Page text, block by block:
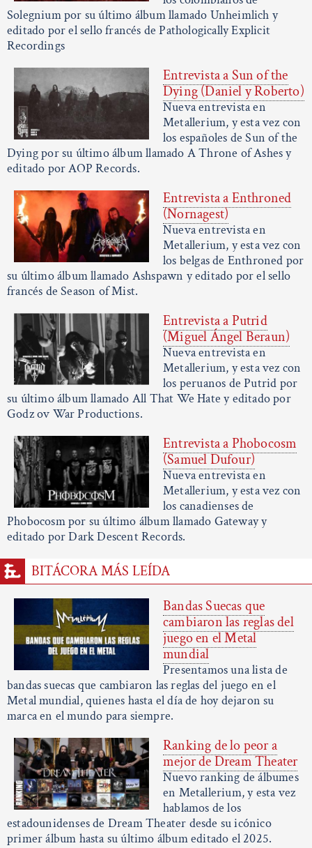
Solegnium por su último álbum llamado Unheimlich y
editado por el sello francés de Pathologically Explicit
Recordings
Entrevista a Sun of the
Dying (Daniel y Roberto)
Nueva entrevista en
Metallerium, y esta vez con
los españoles de Sun of the
Dying por su último álbum llamado A Throne of Ashes y
editado por AOP Records.
Entrevista a Enthroned
(Nornagest)
Nueva entrevista en
Metallerium, y esta vez con
los belgas de Enthroned por
su último álbum llamado Ashspawn y editado por el sello
francés de Season of Mist.
Entrevista a Putrid
(Miguel Ángel Beraun)
Nueva entrevista en
Metallerium, y esta vez con
los peruanos de Putrid por
su último álbum llamado All That We Hate y editado por
Godz ov War Productions.
Entrevista a Phobocosm
(Samuel Dufour)
Nueva entrevista en
Metallerium, y esta vez con
los canadienses de
Phobocosm por su último álbum llamado Gateway y
editado por Dark Descent Records.
BITÁCORA MÁS LEÍDA
Bandas Suecas que
cambiaron las reglas del
juego en el Metal
mundial
Presentamos una lista de
bandas suecas que cambiaron las reglas del juego en el
Metal mundial, quienes hasta el día de hoy dejaron su
marca en el mundo para siempre.
Ranking de lo peor a
mejor de Dream Theater
Nuevo ranking de álbumes
en Metallerium, y esta vez
hablamos de los
estadounidenses de Dream Theater desde su icónico
primer álbum hasta su último álbum editado el 2025.